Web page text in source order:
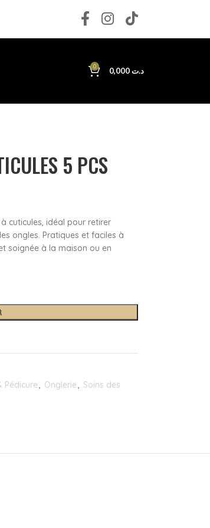
0 د.ت
5 PCS
cuticules, idéal pour retirer
ongles. Pratiques et faciles à
soignée à la maison ou en
Pédicure, Onglerie, Soins des